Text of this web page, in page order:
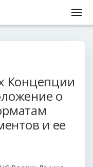
Концепции
о
и ее